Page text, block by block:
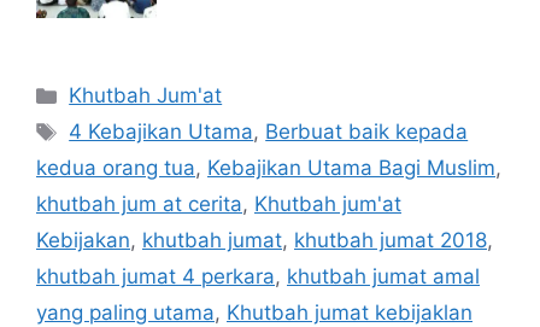
Categories
Khutbah Jum'at
Tags
4 Kebajikan Utama, Berbuat baik kepada
kedua orang tua, Kebajikan Utama Bagi Muslim,
khutbah jum at cerita, Khutbah jum'at
Kebijakan, khutbah jumat, khutbah jumat 2018,
khutbah jumat 4 perkara, khutbah jumat amal
yang paling utama, Khutbah jumat kebijaklan